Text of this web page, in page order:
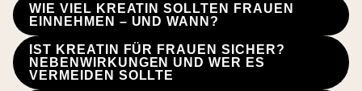
WIE VIEL KREATIN SOLLTEN FRAUEN
EINNEHMEN – UND WANN?
IST KREATIN FÜR FRAUEN SICHER?
NEBENWIRKUNGEN UND WER ES
VERMEIDEN SOLLTE